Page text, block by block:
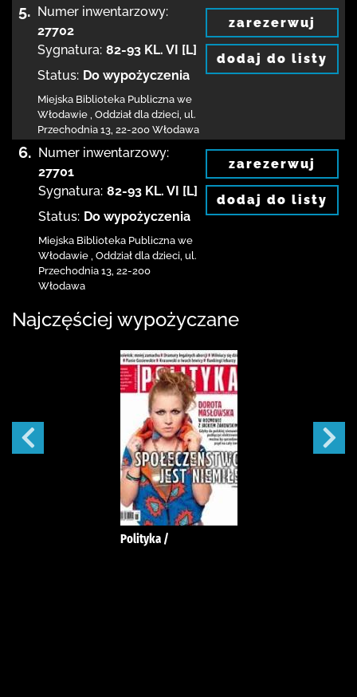
5. Numer inwentarzowy:
27702
Sygnatura: 82-93 KL. VI [L]
Status: Do wypożyczenia
Miejska Biblioteka Publiczna we
Włodawie Oddział dla dzieci, ul.
Przechodnia 13 22-200 Włodawa
zarezerwuj
dodaj do listy
6. Numer inwentarzowy:
27701
Sygnatura: 82-93 KL. VI [L]
Status: Do wypożyczenia
Miejska Biblioteka Publiczna we
Włodawie Oddział dla dzieci, ul.
Przechodnia 13 22-200
Włodawa
zarezerwuj
dodaj do listy
Najczęściej wypożyczane
Polityka /